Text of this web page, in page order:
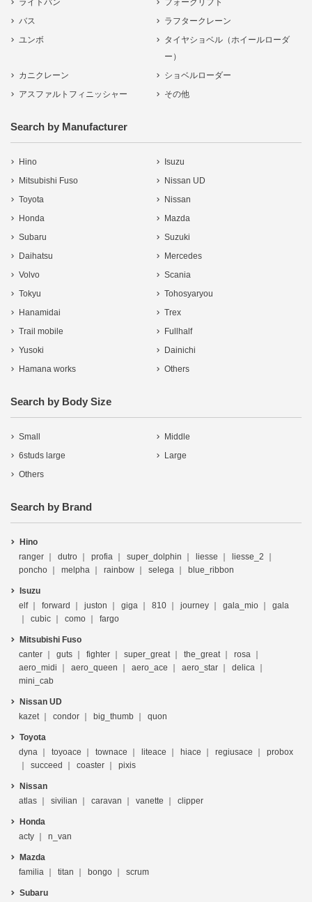
ライトバン
フォークリフト
バス
ラフタークレーン
ユンボ
タイヤショベル（ホイールローダ
ー）
カニクレーン
ショベルローダー
アスファルトフィニッシャー
その他
Search by Manufacturer
Hino
Isuzu
Mitsubishi Fuso
Nissan UD
Toyota
Nissan
Honda
Mazda
Subaru
Suzuki
Daihatsu
Mercedes
Volvo
Scania
Tokyu
Tohosyaryou
Hanamidai
Trex
Trail mobile
Fullhalf
Yusoki
Dainichi
Hamana works
Others
Search by Body Size
Small
Middle
6studs large
Large
Others
Search by Brand
Hino
ranger
dutro profia super_dolphin liesse
liesse_2
poncho
melpha rainbow selega blue_ribbon
Isuzu
elf
forward juston giga 810 journey gala_mio
gala
cubic
como fargo
Mitsubishi Fuso
canter
guts fighter super_great the_great
rosa
aero_midi
aero_queen aero_ace aero_star
delica
mini_cab
Nissan UD
kazet
condor big_thumb quon
Toyota
dyna
toyoace townace liteace hiace regiusace
probox
succeed
coaster pixis
Nissan
atlas
sivilian caravan vanette clipper
Honda
acty
n_van
Mazda
familia
titan bongo scrum
Subaru